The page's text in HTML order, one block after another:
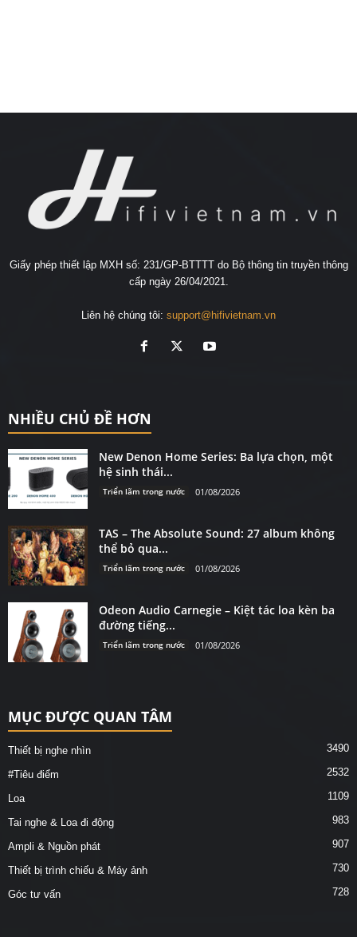
Giấy phép thiết lập MXH số: 231/GP-BTTTT do Bộ thông tin truyền thông
cấp ngày 26/04/2021.
Liên hệ chúng tôi: support@hifivietnam.vn
NHIỀU CHỦ ĐỀ HƠN
New Denon Home Series: Ba lựa chọn, một
hệ sinh thái...
Triển lãm trong nước 01/08/2026
TAS – The Absolute Sound: 27 album không
thể bỏ qua...
Triển lãm trong nước 01/08/2026
Odeon Audio Carnegie – Kiệt tác loa kèn ba
đường tiếng...
Triển lãm trong nước 01/08/2026
MỤC ĐƯỢC QUAN TÂM
Thiết bị nghe nhìn 3490
#Tiêu điểm 2532
Loa 1109
Tai nghe & Loa đi động 983
Ampli & Nguồn phát 907
Thiết bị trình chiếu & Máy ảnh 730
Góc tư vấn 728